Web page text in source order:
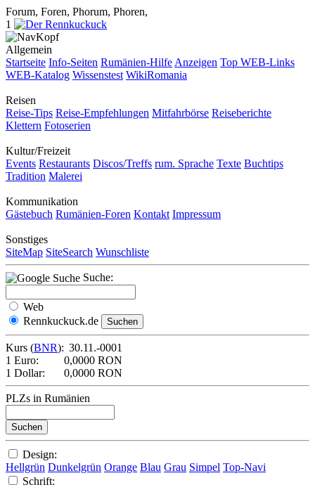
Forum, Foren, Phorum, Phoren,
1
Allgemein
Startseite Info-Seiten Rumänien-Hilfe Anzeigen Top WEB-Links
WEB-Katalog Wissenstest WikiRomania
Reisen
Reise-Tips Reise-Empfehlungen Mitfahrbörse Reiseberichte
Klettern Fotoserien
Kultur/Freizeit
Events Restaurants Discos/Treffs rum. Sprache Texte Buchtips
Tradition Malerei
Kommunikation
Gästebuch Rumänien-Foren Kontakt Impressum
Sonstiges
SiteMap SiteSearch Wunschliste
Suche:
Web
Rennkuckuck.de
Kurs (BNR): 30.11.-0001
1 Euro:
0,0000 RON
1 Dollar:
0,0000 RON
PLZs in Rumänien
Design:
Hellgrün Dunkelgrün Orange Blau Grau Simpel Top-Navi
Schrift: